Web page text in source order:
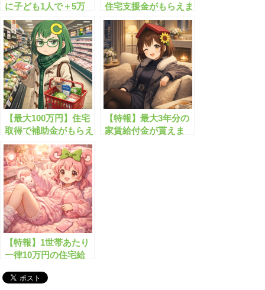
に子ども1人で＋5万
円って神すぎる
住宅支援金がもらえま
す！子ども1人5万円
加算
【最大100万円】住宅
取得で補助金がもらえ
ます（子育て世帯・若
者世帯）
【特報】最大3年分の
家賃給付金が貰えま
【特報】1世帯あたり
一律10万円の住宅給